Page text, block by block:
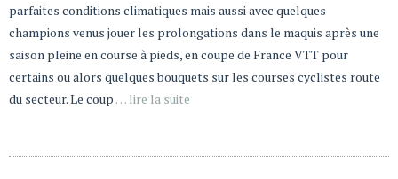
parfaites conditions climatiques mais aussi avec quelques
champions venus jouer les prolongations dans le maquis après une
saison pleine en course à pieds, en coupe de France VTT pour
certains ou alors quelques bouquets sur les courses cyclistes route
du secteur. Le coup … lire la suite